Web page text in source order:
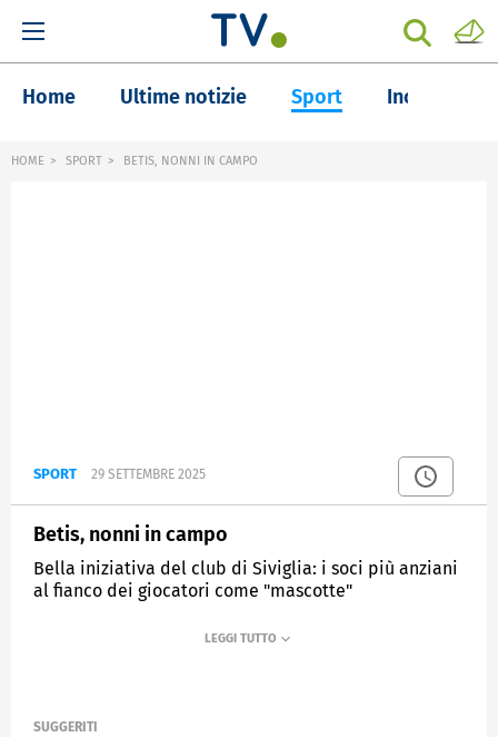
Home Ultime notizie Sport Inchieste
HOME SPORT BETIS, NONNI IN CAMPO
SPORT 29 SETTEMBRE 2025
Betis, nonni in campo
Bella iniziativa del club di Siviglia: i soci più anziani
al fianco dei giocatori come "mascotte"
SPORTMEDIASET
SUGGERITI